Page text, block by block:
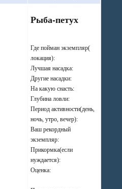
Рыба-петух
Где пойман экземпляр(
локация):
Лучшая насадка:
Другие насадки:
На какую снасть:
Глубина ловли:
Период активности(день,
ночь, утро, вечер):
Ваш рекордный
экземпляр:
Прикормка(если
нуждается):
Оценка: